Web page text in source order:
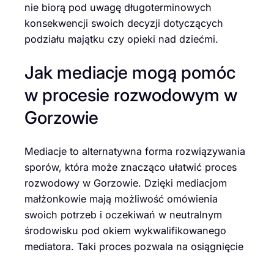
nie biorą pod uwagę długoterminowych
konsekwencji swoich decyzji dotyczących
podziału majątku czy opieki nad dziećmi.
Jak mediacje mogą pomóc
w procesie rozwodowym w
Gorzowie
Mediacje to alternatywna forma rozwiązywania
sporów, która może znacząco ułatwić proces
rozwodowy w Gorzowie. Dzięki mediacjom
małżonkowie mają możliwość omówienia
swoich potrzeb i oczekiwań w neutralnym
środowisku pod okiem wykwalifikowanego
mediatora. Taki proces pozwala na osiągnięcie